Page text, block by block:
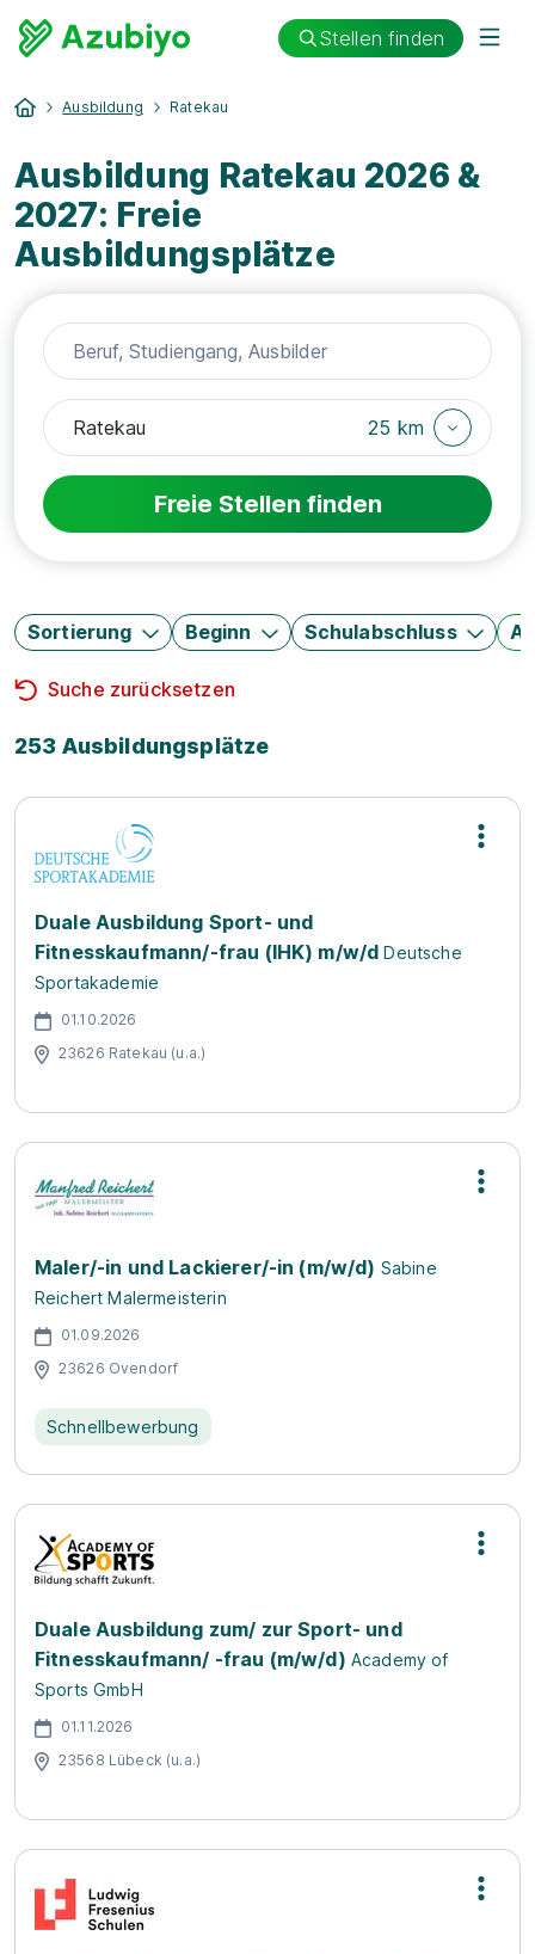
Stellen finden
Ausbildung Ratekau
Ausbildung Ratekau 2026 &
2027: Freie
Ausbildungsplätze
25 km
Freie Stellen finden
Sortierung Beginn Schulabschluss
Suche zurücksetzen
253 Ausbildungsplätze
Duale Ausbildung Sport- und
Fitnesskaufmann/-frau (IHK) m/w/d Deutsche
Sportakademie
01.10.2026
23626 Ratekau (u.a.)
Maler/-in und Lackierer/-in (m/w/d) Sabine
Reichert Malermeisterin
01.09.2026
23626 Ovendorf
Schnellbewerbung
Duale Ausbildung zum/ zur Sport- und
Fitnesskaufmann/ -frau (m/w/d) Academy of
Sports GmbH
01.11.2026
23568 Lübeck (u.a.)